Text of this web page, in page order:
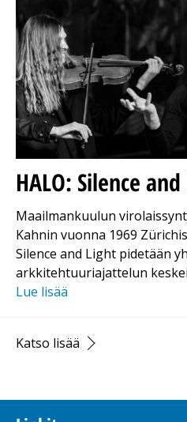
HALO: Silence
Maailmankuulun
Kahnin vuonna 1969
Silence and Light pidetään
arkkitehtuuriajattelun
Lue lisää
Katso lisää